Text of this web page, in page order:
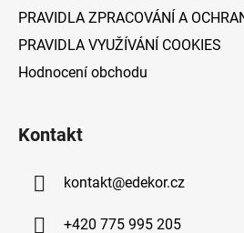
PRAVIDLA ZPRACOVÁNÍ A
PRAVIDLA VYUŽÍVÁNÍ COOKIES
Hodnocení obchodu
Kontakt
kontakt@edekor.cz
+420 775 995 205